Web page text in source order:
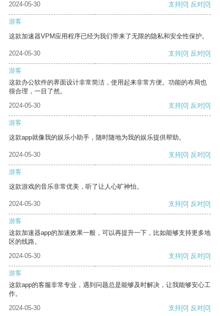
2024-05-30
支持[0] 反对[0]
游客
这款加速器VPM应用程序已经为我们带来了无限的隐私和安全性保护。
2024-05-30 支持[0] 反对[0]
游客
这款办公软件的界面设计非常简洁，使用起来非常方便。功能的布局也
很合理，一目了然。
2024-05-30
支持[0] 反对[0]
游客
这款app就像我的娱乐小助手，随时随地为我的娱乐提供帮助。
2024-05-30 支持[0] 反对[0]
游客
这款游戏的音乐非常优美，听了让人心旷神怡。
2024-05-30 支持[0] 反对[0]
游客
这款加速器app的加速效果一般，可以再提升一下，比如能够支持更多地
区的线路。
2024-05-30
支持[0] 反对[0]
游客
这款app的客服非常专业，遇到问题总是能够及时解决，让我能够安心工
作。
2024-05-30
支持[0] 反对[0]